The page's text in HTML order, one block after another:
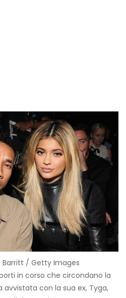
Barritt / Getty Images
in corso che circondano la
con la sua ex, Tyga,